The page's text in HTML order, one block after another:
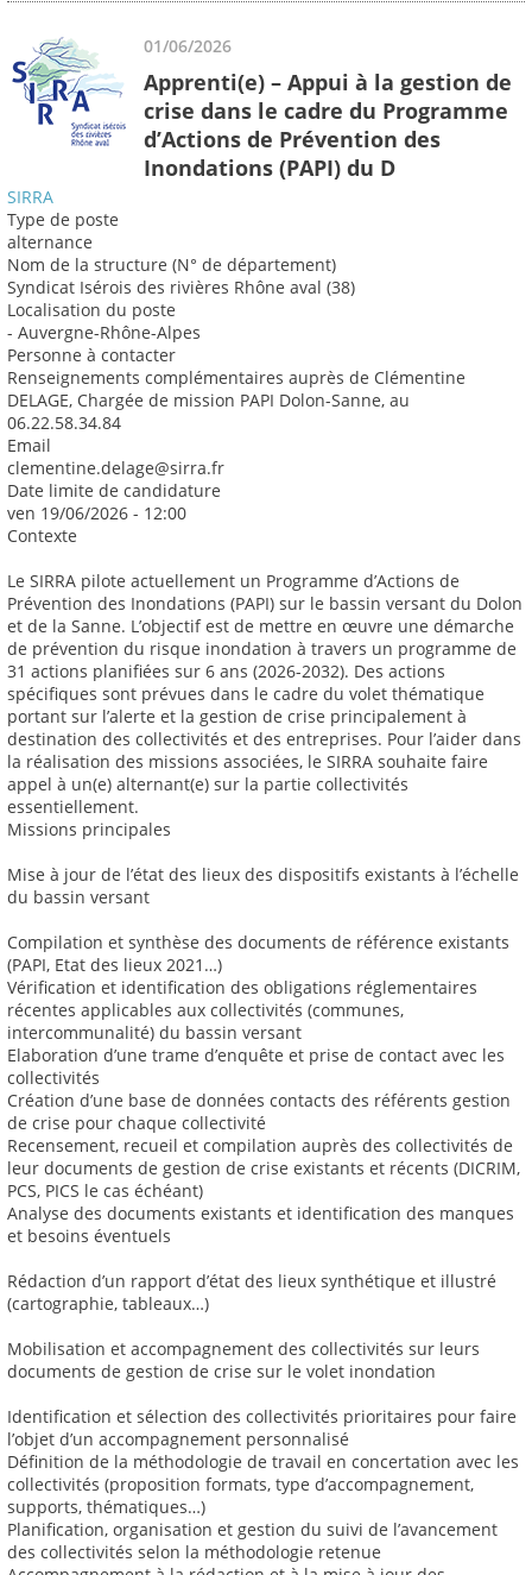
01/06/2026
Apprenti(e) – Appui à la gestion de
crise dans le cadre du Programme
d’Actions de Prévention des
Inondations (PAPI) du D
SIRRA
Type de poste
alternance
Nom de la structure (N° de département)
Syndicat Isérois des rivières Rhône aval (38)
Localisation du poste
- Auvergne-Rhône-Alpes
Personne à contacter
Renseignements complémentaires auprès de Clémentine
DELAGE, Chargée de mission PAPI Dolon-Sanne, au
06.22.58.34.84
Email
clementine.delage@sirra.fr
Date limite de candidature
ven 19/06/2026 - 12:00
Contexte
Le SIRRA pilote actuellement un Programme d’Actions de
Prévention des Inondations (PAPI) sur le bassin versant du Dolon
et de la Sanne. L’objectif est de mettre en œuvre une démarche
de prévention du risque inondation à travers un programme de
31 actions planifiées sur 6 ans (2026-2032). Des actions
spécifiques sont prévues dans le cadre du volet thématique
portant sur l’alerte et la gestion de crise principalement à
destination des collectivités et des entreprises. Pour l’aider dans
la réalisation des missions associées, le SIRRA souhaite faire
appel à un(e) alternant(e) sur la partie collectivités
essentiellement.
Missions principales
Mise à jour de l’état des lieux des dispositifs existants à l’échelle
du bassin versant
Compilation et synthèse des documents de référence existants
(PAPI, Etat des lieux 2021…)
Vérification et identification des obligations réglementaires
récentes applicables aux collectivités (communes,
intercommunalité) du bassin versant
Elaboration d’une trame d’enquête et prise de contact avec les
collectivités
Création d’une base de données contacts des référents gestion
de crise pour chaque collectivité
Recensement, recueil et compilation auprès des collectivités de
leur documents de gestion de crise existants et récents (DICRIM,
PCS, PICS le cas échéant)
Analyse des documents existants et identification des manques
et besoins éventuels
Rédaction d’un rapport d’état des lieux synthétique et illustré
(cartographie, tableaux…)
Mobilisation et accompagnement des collectivités sur leurs
documents de gestion de crise sur le volet inondation
Identification et sélection des collectivités prioritaires pour faire
l’objet d’un accompagnement personnalisé
Définition de la méthodologie de travail en concertation avec les
collectivités (proposition formats, type d’accompagnement,
supports, thématiques…)
Planification, organisation et gestion du suivi de l’avancement
des collectivités selon la méthodologie retenue